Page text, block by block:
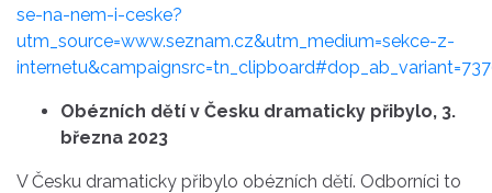
se-na-nem-i-ceske?
utm_source=www.seznam.cz&utm_medium=sekce-z-
Obézních dětí v Česku dramaticky přibylo, 3.
března 2023
V Česku dramaticky přibylo obézních dětí. Odborníci to